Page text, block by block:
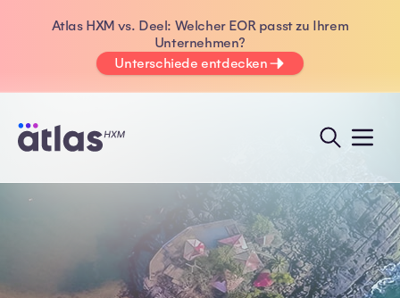
Atlas HXM vs. Deel: Welcher EOR passt zu Ihrem
Unternehmen?
Unterschiede entdecken